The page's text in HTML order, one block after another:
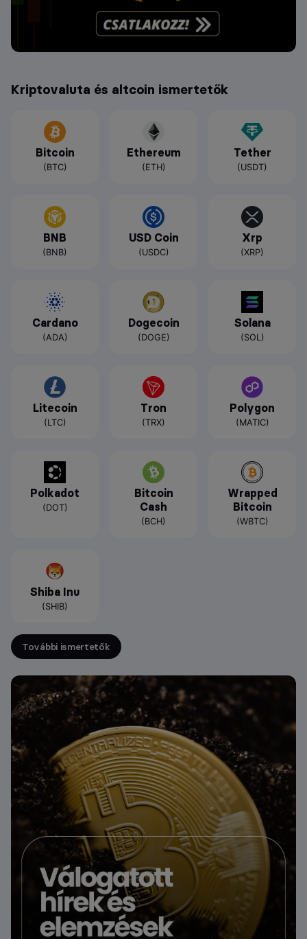
Kriptovaluta és altcoin ismertetők
Bitcoin
(BTC)
Ethereum
(ETH)
Tether
(USDT)
BNB
(BNB)
USD Coin
(USDC)
Xrp
(XRP)
Cardano
(ADA)
Dogecoin
(DOGE)
Solana
(SOL)
Litecoin
(LTC)
Tron
(TRX)
Polygon
(MATIC)
Polkadot
(DOT)
Bitcoin
Cash
(BCH)
Wrapped
Bitcoin
(WBTC)
Shiba Inu
(SHIB)
További ismertetők